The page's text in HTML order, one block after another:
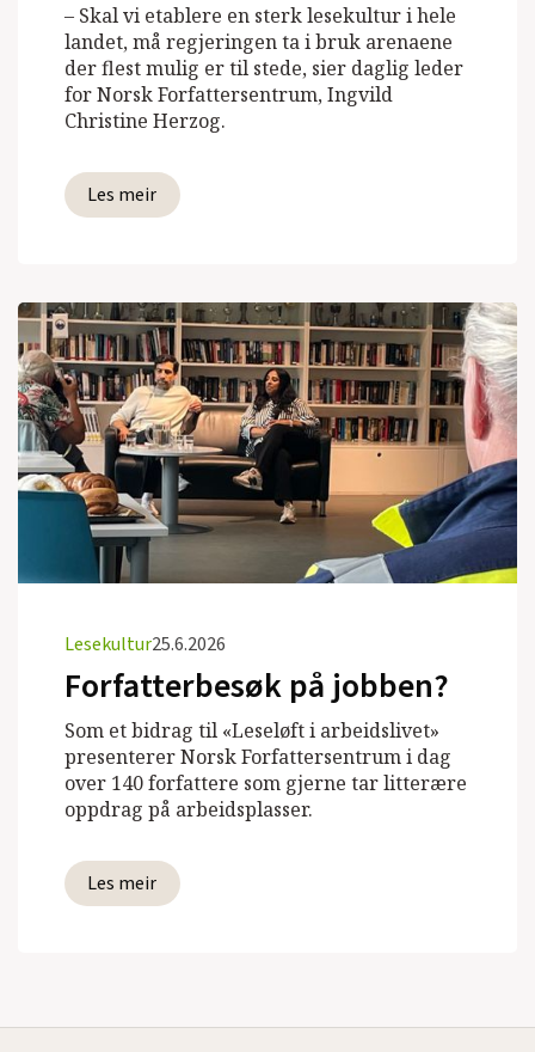
– Skal vi etablere en sterk lesekultur i hele
landet, må regjeringen ta i bruk arenaene
der flest mulig er til stede, sier daglig leder
for Norsk Forfattersentrum, Ingvild
Christine Herzog.
Les meir
Lesekultur25.6.2026
Forfatterbesøk på jobben?
Som et bidrag til «Leseløft i arbeidslivet»
presenterer Norsk Forfattersentrum i dag
over 140 forfattere som gjerne tar litterære
oppdrag på arbeidsplasser.
Les meir